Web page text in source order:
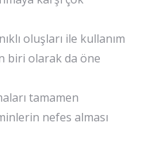
oluşları ile kullanım
biri olarak da öne
tamamen
nefes alması